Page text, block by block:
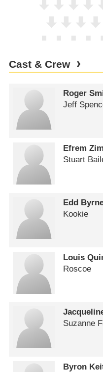
Cast & Crew
Roger
Jeff
Efrem
Stuart
Edd
Kookie
Louis
Roscoe
Suzanne
Byron